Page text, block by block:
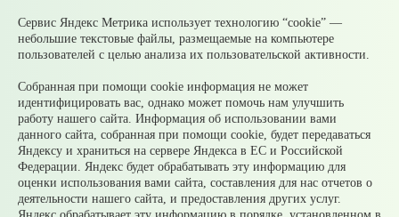
+7(34368)7-56-27
Учредитель издания
Муниципальное казенное учреждение «Управление по связям
Зарегистрирован
Федеральной службой по надзору в сфере связи,
информационных технологий и массовых коммуникаций
(Роскомнадзор) 10 июня 2022 г.
Сервис Яндекс Метрика использует технологию “cookie” —
небольшие текстовые файлы, размещаемые на компьютере
пользователей с целью анализа их пользовательской активности.
Собранная при помощи cookie информация не может
идентифицировать вас, однако может помочь нам улучшить
работу нашего сайта. Информация об использовании вами
данного сайта, собранная при помощи cookie, будет передаваться
Яндексу и храниться на сервере Яндекса в ЕС и Российской
Федерации. Яндекс будет обрабатывать эту информацию для
оценки использования вами сайта, составления для нас отчетов о
деятельности нашего сайта, и предоставления других услуг.
© 2026 Официальный сайт Муниципального округа
Среднеуральск Свердловской области
Карта сайта Архив